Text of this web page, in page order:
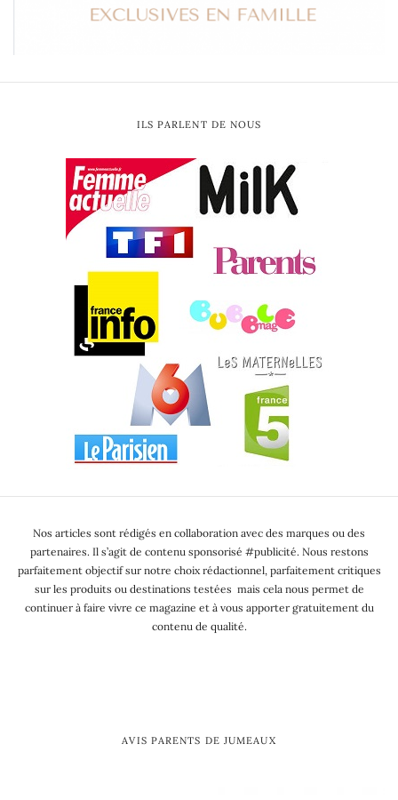
ILS PARLENT DE NOUS
Nos articles sont rédigés en collaboration avec des marques ou des
partenaires. Il s’agit de contenu sponsorisé #publicité. Nous restons
parfaitement objectif sur notre choix rédactionnel, parfaitement critiques
sur les produits ou destinations testées mais cela nous permet de
continuer à faire vivre ce magazine et à vous apporter gratuitement du
contenu de qualité.
AVIS PARENTS DE JUMEAUX